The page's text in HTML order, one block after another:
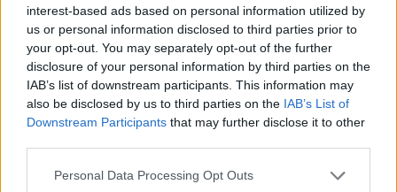
interest-based ads based on personal information utilized by
us or personal information disclosed to third parties prior to
your opt-out. You may separately opt-out of the further
disclosure of your personal information by third parties on the
IAB’s list of downstream participants. This information may
also be disclosed by us to third parties on the IAB’s List of
Downstream Participants that may further disclose it to other
Personal Data Processing Opt Outs
Πολιτικοί: Δημόσια Δαπάνη
Απ’ το Τριάντα(=1930) μέχρι επά (=επαδά, τώρα),
ογδόντα χρόνια μετρητά
μου τα δώκ’ ο καλός Θεός κι είμαι γερός και δυνατός
Στο δρόμο μου είδιεκα πολλά, τα